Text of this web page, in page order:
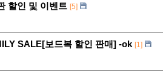
할인 및 이벤트 [5]
SALE[보드복 할인 판매] -ok [1]